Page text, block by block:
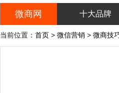
火爆微商网
微商网 十大品牌
当前位置： 首页> 微信营销> 微商技